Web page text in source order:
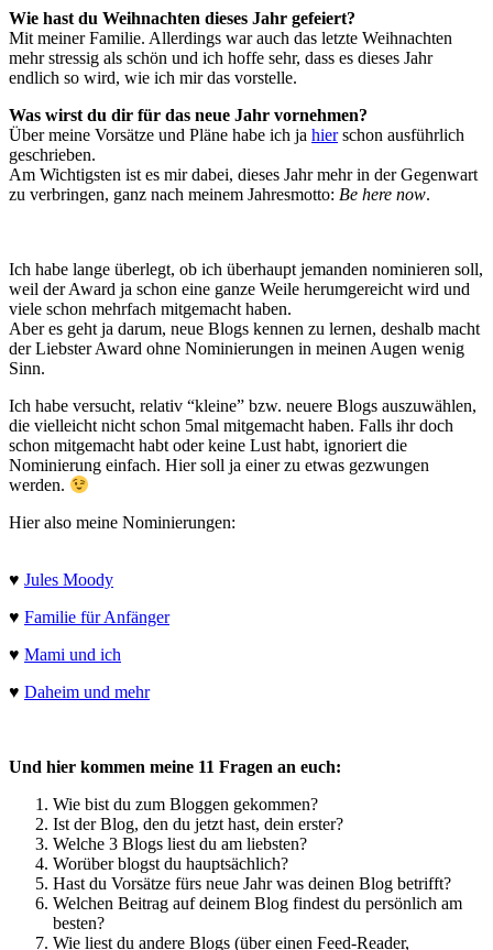
Wie hast du Weihnachten dieses Jahr gefeiert?
Mit meiner Familie. Allerdings war auch das letzte Weihnachten
mehr stressig als schön und ich hoffe sehr, dass es dieses Jahr
endlich so wird, wie ich mir das vorstelle.
Was wirst du dir für das neue Jahr vornehmen?
Über meine Vorsätze und Pläne habe ich ja hierschon ausführlich
geschrieben.
Am Wichtigsten ist es mir dabei, dieses Jahr mehr in der Gegenwart
zu verbringen, ganz nach meinem Jahresmotto: Be here now.
Ich habe lange überlegt, ob ich überhaupt jemanden nominieren soll,
weil der Award ja schon eine ganze Weile herumgereicht wird und
viele schon mehrfach mitgemacht haben.
Aber es geht ja darum, neue Blogs kennen zu lernen, deshalb macht
der Liebster Award ohne Nominierungen in meinen Augen wenig
Sinn.
Ich habe versucht, relativ “kleine” bzw. neuere Blogs auszuwählen,
die vielleicht nicht schon 5mal mitgemacht haben. Falls ihr doch
schon mitgemacht habt oder keine Lust habt, ignoriert die
Nominierung einfach. Hier soll ja einer zu etwas gezwungen
werden.
Hier also meine Nominierungen:
♥ Jules Moody
♥ Familie für Anfänger
♥ Mami und ich
♥ Daheim und mehr
Und hier kommen meine 11 Fragen an euch:
Wie bist du zum Bloggen gekommen?
Ist der Blog, den du jetzt hast, dein erster?
Welche 3 Blogs liest du am liebsten?
Worüber blogst du hauptsächlich?
Hast du Vorsätze fürs neue Jahr was deinen Blog betrifft?
Welchen Beitrag auf deinem Blog findest du persönlich am
besten?
Wie liest du andere Blogs (über einen Feed-Reader,